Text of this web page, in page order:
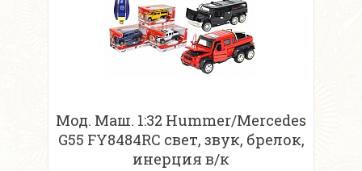
Мод. Маш. 1:32 Hummer/Mercedes
G55 FY8484RC свет, звук, брелок,
инерция в/к